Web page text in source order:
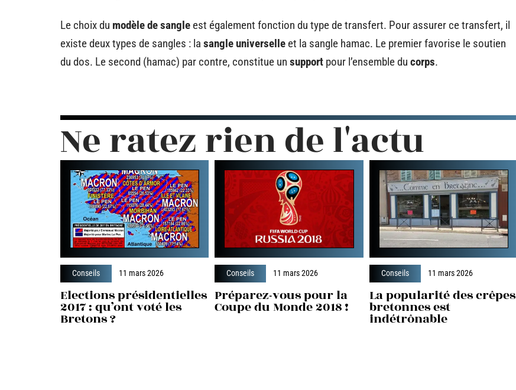
Le choix du modèle de sangle est également fonction du type de transfert. Pour assurer ce transfert, il
existe deux types de sangles : la sangle universelle et la sangle hamac. Le premier favorise le soutien
du dos. Le second (hamac) par contre, constitue un support pour l’ensemble du corps.
Ne ratez rien de l'actu
Conseils 11 mars 2026
Elections présidentielles
2017 : qu’ont voté les
Bretons ?
Conseils 11 mars 2026
Préparez-vous pour la
Coupe du Monde 2018 !
Conseils 11 mars 2026
La popularité des crêpes
bretonnes est
indétrônable